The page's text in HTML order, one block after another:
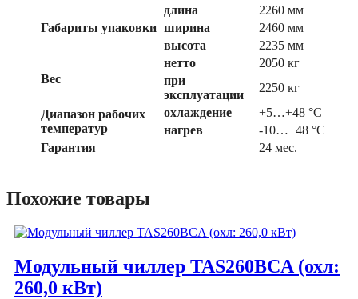
Габариты упаковки
длина
2260 мм
ширина
2460 мм
высота
2235 мм
Вес
нетто
2050 кг
при
эксплуатации
2250 кг
Диапазон рабочих
температур
охлаждение
+5…+48 °С
нагрев
-10…+48 °С
Гарантия
24 мес.
Похожие товары
Модульный чиллер TAS260BCA (охл:
260,0 кВт)